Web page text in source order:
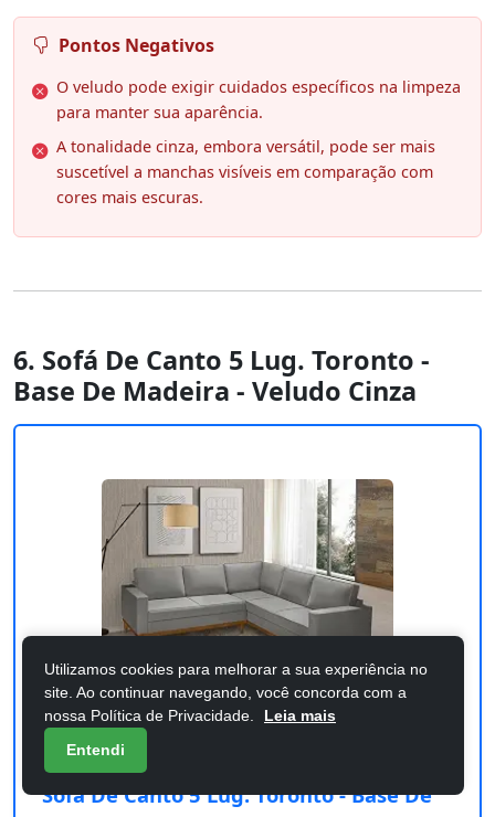
Pontos Negativos
O veludo pode exigir cuidados específicos na limpeza
para manter sua aparência.
A tonalidade cinza, embora versátil, pode ser mais
suscetível a manchas visíveis em comparação com
cores mais escuras.
6. Sofá De Canto 5 Lug. Toronto -
Base De Madeira - Veludo Cinza
Sofá De Canto 5 Lug. Toronto - Base De
Utilizamos cookies para melhorar a sua experiência no
site. Ao continuar navegando, você concorda com a
nossa Política de Privacidade.
Leia mais
Entendi